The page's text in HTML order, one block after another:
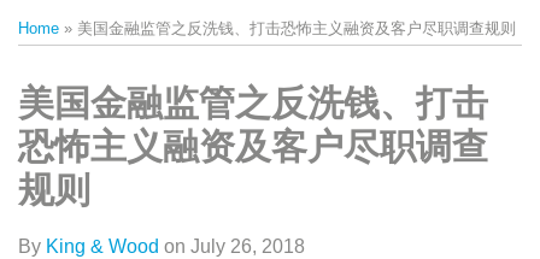
Home » 美国金融监管之反洗钱、打击恐怖主义融资及客户尽职调查规则
美国金融监管之反洗钱、打击
恐怖主义融资及客户尽职调查
规则
By King & Wood on July 26, 2018
this
post
this
post
this
post
this
post
on
LinkedIn